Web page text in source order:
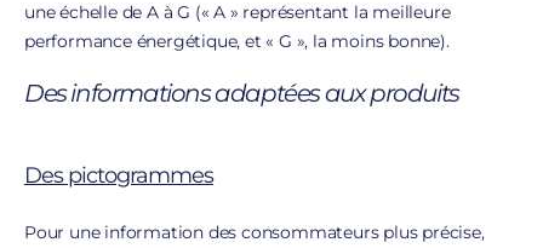
une échelle de A à G (« A » représentant la meilleure
performance énergétique, et « G », la moins bonne).
Des informations adaptées aux produits
Des pictogrammes
Pour une information des consommateurs plus précise,